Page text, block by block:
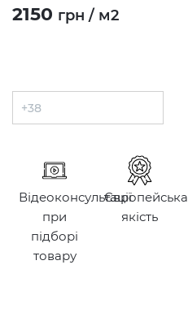
2150 грн / м2
Відеоконсультації
при
підборі
товару
Європейська
якість